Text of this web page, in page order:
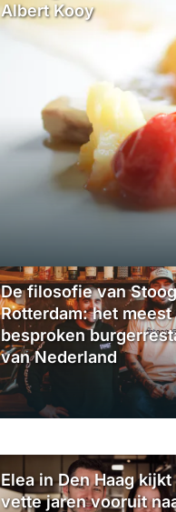
Albert Kooy
De filosofie van
Rotterdam: het meest
besproken
van Nederland
Elea in Den Haag
vette jaren vooruit